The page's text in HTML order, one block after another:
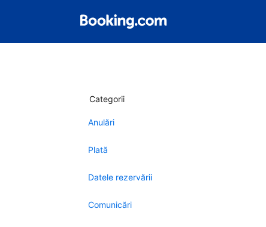
Categorii
Anulări
Plată
Datele rezervării
Comunicări